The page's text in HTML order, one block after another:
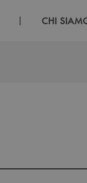
| CHI